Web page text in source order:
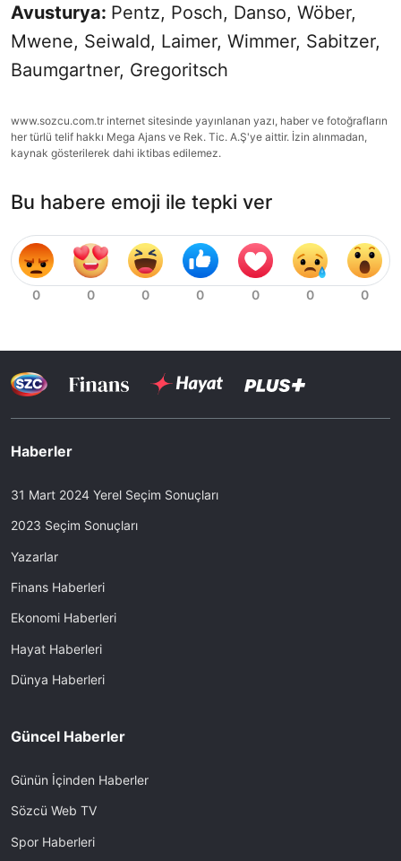
Avusturya: Pentz, Posch, Danso, Wöber,
Mwene, Seiwald, Laimer, Wimmer, Sabitzer,
Baumgartner, Gregoritsch
www.sozcu.com.tr internet sitesinde yayınlanan yazı, haber ve fotoğrafların
her türlü telif hakkı Mega Ajans ve Rek. Tic. A.Ş'ye aittir. İzin alınmadan,
kaynak gösterilerek dahi iktibas edilemez.
Bu habere emoji ile tepki ver
Haberler
31 Mart 2024 Yerel Seçim Sonuçları
2023 Seçim Sonuçları
Yazarlar
Finans Haberleri
Ekonomi Haberleri
Hayat Haberleri
Dünya Haberleri
Güncel Haberler
Günün İçinden Haberler
Sözcü Web TV
Spor Haberleri